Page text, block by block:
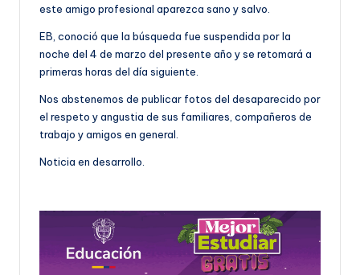
este amigo profesional aparezca sano y salvo.
EB, conoció que la búsqueda fue suspendida por la
noche del 4 de marzo del presente año y se retomará a
primeras horas del día siguiente.
Nos abstenemos de publicar fotos del desaparecido por
el respeto y angustia de sus familiares, compañeros de
trabajo y amigos en general.
Noticia en desarrollo.